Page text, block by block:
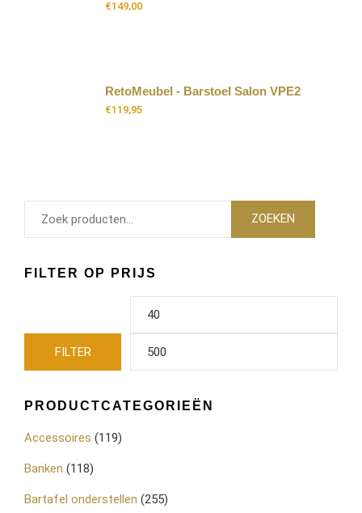
€149,00
RetoMeubel - Barstoel Salon VPE2
€119,95
ZOEKEN
FILTER OP PRIJS
FILTER
PRODUCTCATEGORIEËN
Accessoires (119)
Banken (118)
Bartafel onderstellen (255)